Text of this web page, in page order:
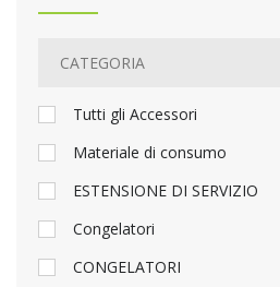
Tutti gli Accessori
Materiale di consumo
ESTENSIONE DI SERVIZIO
Congelatori
CONGELATORI